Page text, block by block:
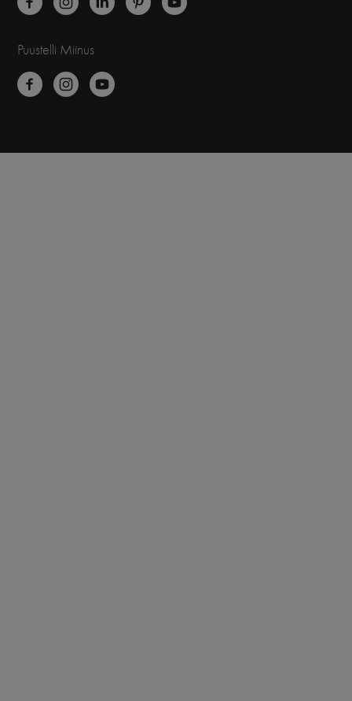
Puustelli Miinus